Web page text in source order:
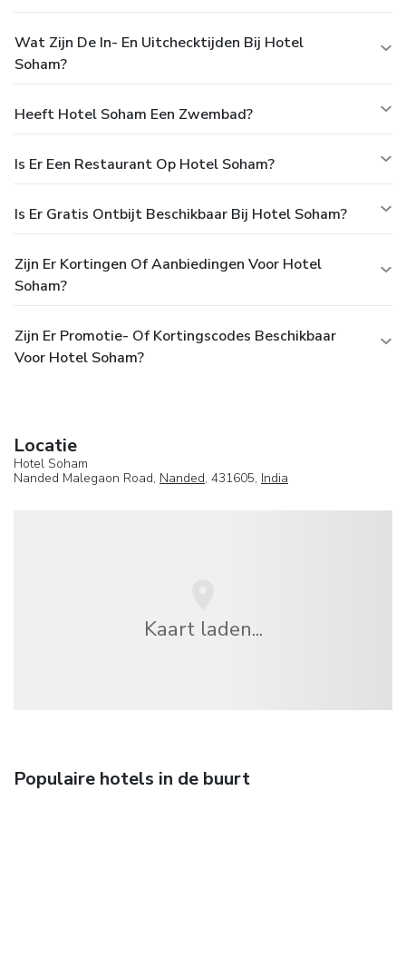
Wat Zijn De In- En Uitchecktijden Bij Hotel
Soham?
Heeft Hotel Soham Een Zwembad?
Is Er Een Restaurant Op Hotel Soham?
Is Er Gratis Ontbijt Beschikbaar Bij Hotel Soham?
Zijn Er Kortingen Of Aanbiedingen Voor Hotel
Soham?
Zijn Er Promotie- Of Kortingscodes Beschikbaar
Voor Hotel Soham?
Locatie
Hotel Soham
Nanded Malegaon Road, Nanded, 431605, India
Kaart laden...
Populaire hotels in de buurt